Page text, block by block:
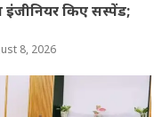
इंजीनियर किए सस्पेंड;
8, 2026